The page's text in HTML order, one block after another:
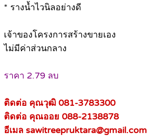
* รางน้ำไวนิลอย่างดี
เจ้าของโครงการสร้างขายเอง
ไม่มีค่าส่วนกลาง
ราคา 2.79 ลบ
ติดต่อ คุณวุฒิ 081-3783300
ติดต่อ คุณออย 088-2138878
อีเมล sawitreepruktara@gmail.com